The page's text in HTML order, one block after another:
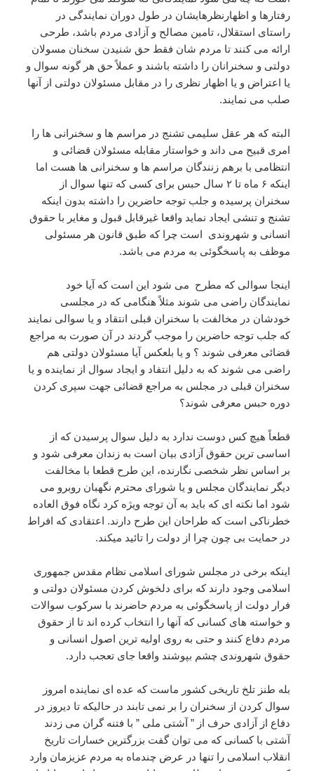
رفتارها و اظهارنظرهایشان در طول دوران نمایندگی در
راستای استقلال، تامین مصالح و آزادی مردم باشد، طرحی
ارائه می کنند تا مردم شان فقط حق شنیدن سخنان مسولان
دولتی و سخنرانان را داشته باشند و عملاً حق هر گونه سوال و
یا اعتراض و یا اظهار نظری را در مقابل مسئولان دولتی از آنها
صلب می نمایند.
البته که هر عقل سلیمی تشنج در مراسم ها و سخنرانی ها را
امری قبیح می داند و خواستار مقابله مسئولان قضائی و
انتظامی با برهم زنندگان مراسم ها و سخنرانی ها هست اما
اینکه ۶ ماه تا ۲ سال حبس برای کسی که تنها سوال از
سخنران پرسیده و جلب توجه حاضرین را داشته بدون اینکه
تشنج و تنشی ایجاد نماید واقعا غیرقابل قبول و مغایر با حقوق
انسانی و شهروندی است چرا که طبق قانون هر مسئولی
موظف به پاسخگوئی به مردم می باشد.
اینجا سوالی که مطرح می شود این است که آیا خود
نمایندگان راضی می شوند مثلاً هنگامی که در مجلسی
خودشان در مخالفت با سخنران قبلی انتقاد و یا سوالی نمایند
که جلب توجه حاضرین را موجب گردند در آن صورت به مراجع
قضائی معرفی شوند ؟ و یا بلعکس آیا مسئولان دولتی هم
راضی می شوند که به دلیل انتفاد و ایجاد سوال از نماینده و یا
سخنران قبلی در مجلس به مراجع قضائی جهت سپری کردن
دوره حبس معرفی شوند؟
قطعاً هیچ کس دوست ندارد به دلیل سوال پرسیدن که از
اساسی ترین حقوق آزادی بیان است به زندان معرفی شود و
بر اساس نظر شخصی نگارنده، این طرح قطعا با مخالفت
دیگر نمایندگان مجلس و یا شورای محترم نگهبان روبرو می
شود اما نکته ای که باید به آن توجه ویژه کرد نگاه فوق العاده
خطرناکی است که طراحان این طرح دارند. اعتقادی که افراط
در حمایت بی چون چرا از دولت را تائید میکند.
اینکه برخی در مجلس شورای اسلامی نظام مقدس جمهوری
اسلامی وجود دارند که برای دلخوش کردن مسئولان دولتی و
فرار دولت از پاسخگوئی به مردم حاضرند با سرکوب سوالات
و خواسته های کسانی که آنها را انتخاب کرده اند تا از حقوق
مردم دفاع کنند و حتی به روی اولیه ترین اصول انسانی و
حقوق شهروندی چشم بپوشند واقعا جای تعجب دارد.
بله طنز تلخ تاریخی کشور ماست که عده ای نماینده امروز
سوال کردن از سخنران را بر نمی تابند در حالیکه تا دیروز در
دفاع از آزادی حرف از ” آشتی ملی ” با فتنه گران می زدند
آشتی با کسانی که می توان گفت بزرگترین خسارات تاریخ
انقلاب اسلامی را تنها در عرض چندماه به مردم عزیزمان وارد